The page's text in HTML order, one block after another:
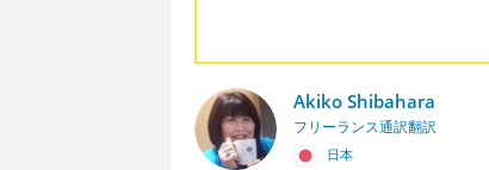
Akiko Shibahara
フリーランス通訳翻訳
日本